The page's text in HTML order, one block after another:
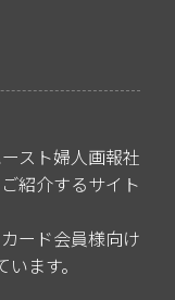
スト婦人画報社
紹介するサイト
ード会員様向け
ます。